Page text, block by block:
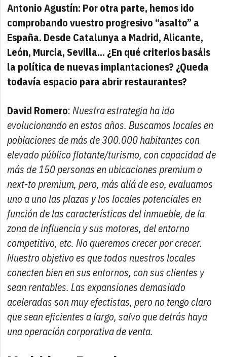
Antonio Agustín: Por otra parte, hemos ido
comprobando vuestro progresivo “asalto” a
España. Desde Catalunya a Madrid, Alicante,
León, Murcia, Sevilla… ¿En qué criterios basáis
la política de nuevas implantaciones? ¿Queda
todavía espacio para abrir restaurantes?
David Romero:Nuestra estrategia ha ido
evolucionando en estos años. Buscamos locales en
poblaciones de más de 300.000 habitantes con
elevado público flotante/turismo, con capacidad de
más de 150 personas en ubicaciones premium o
next-to premium, pero, más allá de eso, evaluamos
uno a uno las plazas y los locales potenciales en
función de las características del inmueble, de la
zona de influencia y sus motores, del entorno
competitivo, etc. No queremos crecer por crecer.
Nuestro objetivo es que todos nuestros locales
conecten bien en sus entornos, con sus clientes y
sean rentables. Las expansiones demasiado
aceleradas son muy efectistas, pero no tengo claro
que sean eficientes a largo, salvo que detrás haya
una operación corporativa de venta.